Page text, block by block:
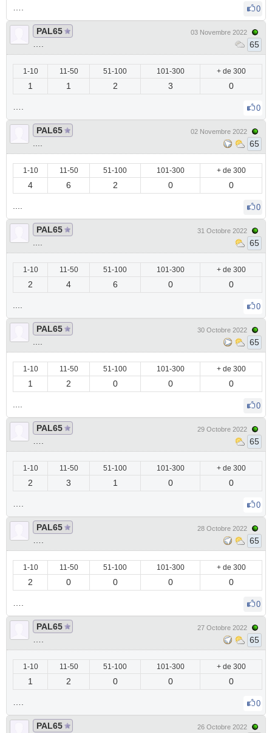
0
PAL65
03 Novembre 2022
65
1-10 11-50 51-100 101-300 + de 300
1 1 2 3 0
0
PAL65
02 Novembre 2022
65
1-10 11-50 51-100 101-300 + de 300
4 6 2 0 0
0
PAL65
31 Octobre 2022
65
1-10 11-50 51-100 101-300 + de 300
2 4 6 0 0
0
PAL65
30 Octobre 2022
65
1-10 11-50 51-100 101-300 + de 300
1 2 0 0 0
0
PAL65
29 Octobre 2022
65
1-10 11-50 51-100 101-300 + de 300
2 3 1 0 0
0
PAL65
28 Octobre 2022
65
1-10 11-50 51-100 101-300 + de 300
2 0 0 0 0
0
PAL65
27 Octobre 2022
65
1-10 11-50 51-100 101-300 + de 300
1 2 0 0 0
0
PAL65 26 Octobre 2022